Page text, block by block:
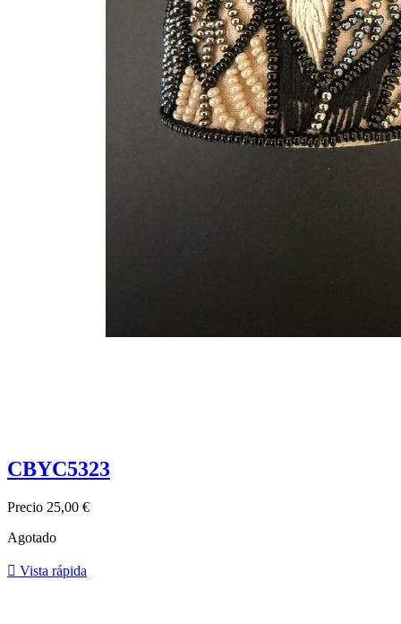
CBYC5323
Precio 25,00 €
Agotado
 Vista rápida